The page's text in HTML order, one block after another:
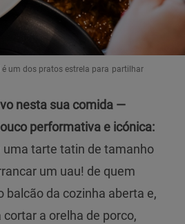
é um dos pratos estrela para partilhar
nesta sua comida —
performativa e icónica:
tarte tatin de tamanho
um uau! de quem
balcão da cozinha aberta e,
a orelha de porco,